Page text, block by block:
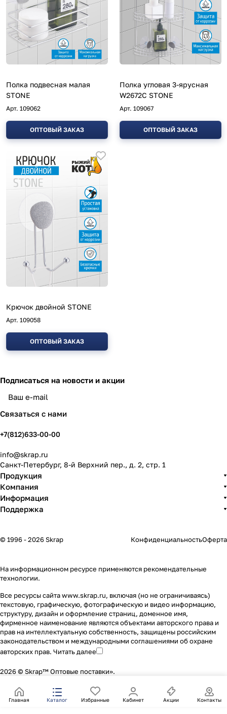
Полка подвесная малая
STONE
Арт. 109062
ОПТОВЫЙ ЗАКАЗ
Полка угловая 3-ярусная
W2672С STONE
Арт. 109067
ОПТОВЫЙ ЗАКАЗ
Крючок двойной STONE
Арт. 109058
ОПТОВЫЙ ЗАКАЗ
Подписаться на новости и акции
Связаться с нами
+7(812)633-00-00
info@skrap.ru
Санкт-Петербург, 8-й Верхний пер., д. 2, стр. 1
Продукция
Компания
Информация
Поддержка
© 1996 - 2026 Skrap КонфиденциальностьОферта
На информационном ресурсе применяются рекомендательные
технологии.
Все ресурсы сайта www.skrap.ru, включая (но не ограничиваясь)
текстовую, графическую, фотографическую и видео информацию,
структуру, дизайн и оформление страниц, доменное имя,
фирменное наименование являются объектами авторского права и
прав на интеллектуальную собственность, защищены российским
законодательством и международными соглашениями об охране
авторских прав. Читать далее
2026 © Skrap™ Оптовые поставки».
Главная Каталог Избранные Кабинет Акции Контакты